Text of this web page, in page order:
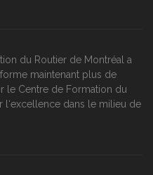
du Routier de Montréal a
maintenant plus de
le Centre de Formation du
l‘excellence dans le milieu de